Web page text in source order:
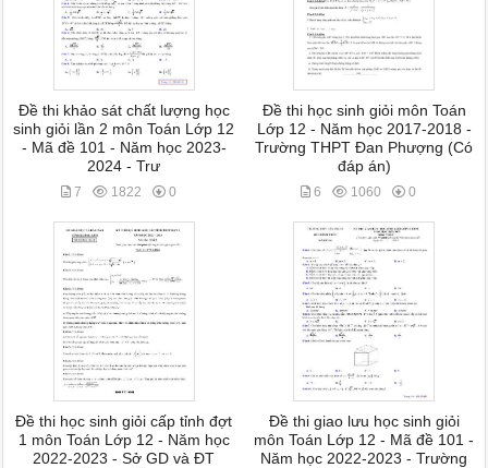
Đề thi khảo sát chất lượng học
sinh giỏi lần 2 môn Toán Lớp 12
- Mã đề 101 - Năm học 2023-
2024 - Trư
7 1822 0
Đề thi học sinh giỏi môn Toán
Lớp 12 - Năm học 2017-2018 -
Trường THPT Đan Phượng (Có
đáp án)
6 1060 0
Đề thi học sinh giỏi cấp tỉnh đợt
1 môn Toán Lớp 12 - Năm học
2022-2023 - Sở GD và ĐT
Đề thi giao lưu học sinh giỏi
môn Toán Lớp 12 - Mã đề 101 -
Năm học 2022-2023 - Trường